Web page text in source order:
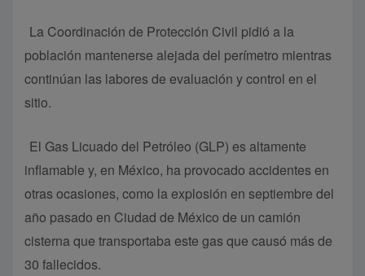
La Coordinación de Protección Civil pidió a la
población mantenerse alejada del perímetro mientras
continúan las labores de evaluación y control en el
sitio.
El Gas Licuado del Petróleo (GLP) es altamente
inflamable y, en México, ha provocado accidentes en
otras ocasiones, como la explosión en septiembre del
año pasado en Ciudad de México de un camión
cisterna que transportaba este gas que causó más de
30 fallecidos.